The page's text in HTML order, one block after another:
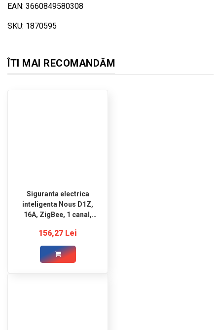
EAN: 3660849580308
SKU: 1870595
ÎTI MAI RECOMANDĂM
Siguranta electrica
inteligenta Nous D1Z,
16A, ZigBee, 1 canal,
montare pe sina DIN
156,27 Lei